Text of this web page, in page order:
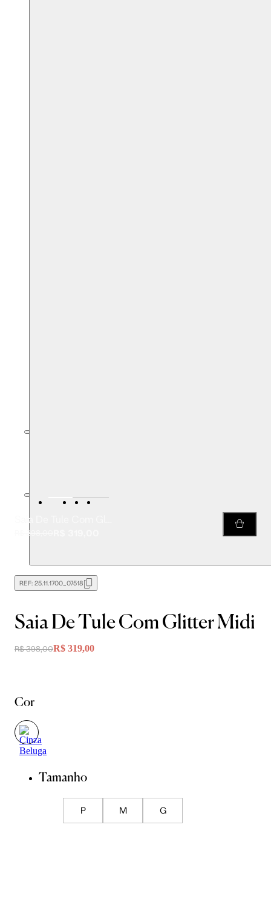
R$ 398,00
REF: 25.11.1700_07518
Saia De Tule Com Glitter Midi
R$ 398,00R$ 319,00
Cor
Tamanho
P M G